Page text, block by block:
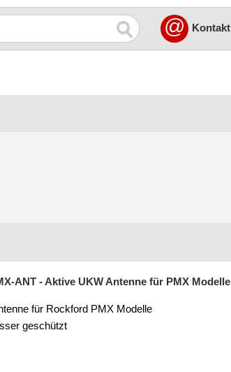
@ Kontakt
ANT - Aktive UKW Antenne für PMX Modelle
für Rockford PMX Modelle
geschützt